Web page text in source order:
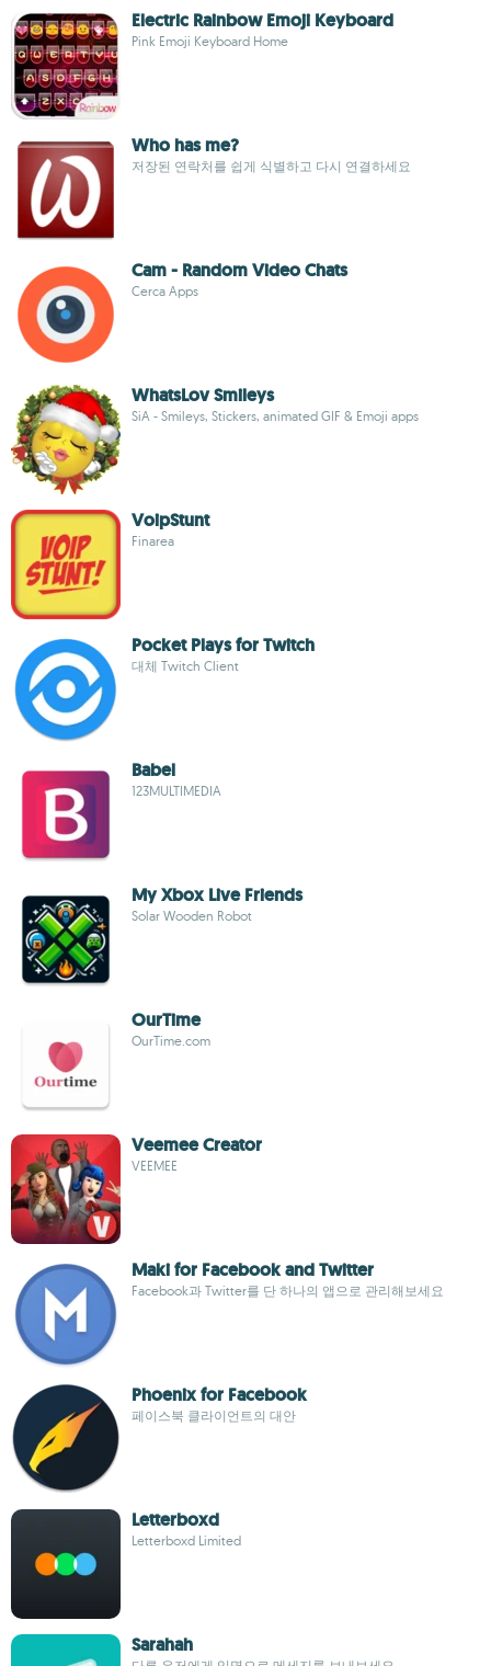
Electric Rainbow Emoji Keyboard
Pink Emoji Keyboard Home
Who has me?
저장된 연락처를 쉽게 식별하고 다시 연결하세요
Cam - Random Video Chats
Cerca Apps
WhatsLov Smileys
SiA - Smileys, Stickers, animated GIF & Emoji apps
VoipStunt
Finarea
Pocket Plays for Twitch
대체 Twitch Client
Babel
123MULTIMEDIA
My Xbox Live Friends
Solar Wooden Robot
OurTime
OurTime.com
Veemee Creator
VEEMEE
Maki for Facebook and Twitter
Facebook과 Twitter를 단 하나의 앱으로 관리해보세요
Phoenix for Facebook
페이스북 클라이언트의 대안
Letterboxd
Letterboxd Limited
Sarahah